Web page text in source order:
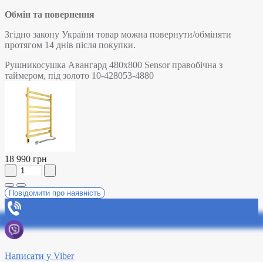
Обмін та повернення
Згідно закону України товар можна повернути/обміняти
протягом 14 днів після покупки.
Рушникосушка Авангард 480х800 Sensor правобічна з
таймером, під золото 10-428053-4880
18 990 грн
Повідомити про наявність
Написати у Viber